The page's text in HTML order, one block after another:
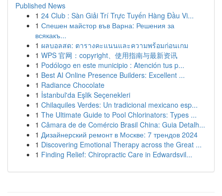
Published News
1 24 Club : Sàn Giải Trí Trực Tuyến Hàng Đầu Vi...
1 Спешен майстор във Варна: Решения за
всякакъ...
1 ผลบอลสด: ตารางคะแนนและความพร้อมก่อนเกม
1 WPS 官网：copyright、使用指南与最新资讯
1 Podólogo en este municipio : Atención tus p...
1 Best AI Online Presence Builders: Excellent ...
1 Radiance Chocolate
1 İstanbul'da Eşlik Seçenekleri
1 Chilaquiles Verdes: Un tradicional mexicano esp...
1 The Ultimate Guide to Pool Chlorinators: Types ...
1 Câmara de de Comércio Brasil China: Guia Detalh...
1 Дизайнерский ремонт в Москве: 7 трендов 2024
1 Discovering Emotional Therapy across the Great ...
1 Finding Relief: Chiropractic Care in Edwardsvil...